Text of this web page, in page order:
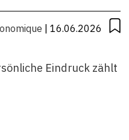
| 16.06.2026